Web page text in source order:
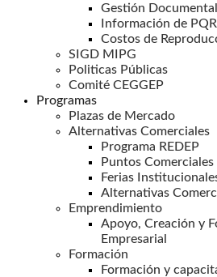
Gestión Documental
Información de
Costos de
SIGD MIPG
Politicas Públicas
Comité CEGGEP
Programas
Plazas de Mercado
Alternativas Comerciales
Programa REDEP
Puntos Comerciales
Ferias
Alternativas
Emprendimiento
Apoyo, Creación y
Empresarial
Formación
Formación y